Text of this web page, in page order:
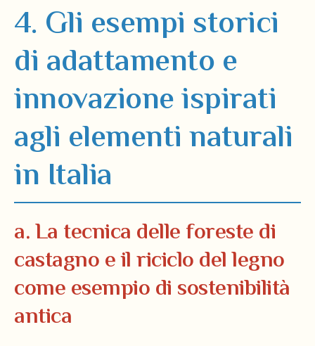
4. Gli esempi storici
di adattamento e
innovazione ispirati
agli elementi naturali
in Italia
a. La tecnica delle foreste di
castagno e il riciclo del legno
come esempio di sostenibilità
antica